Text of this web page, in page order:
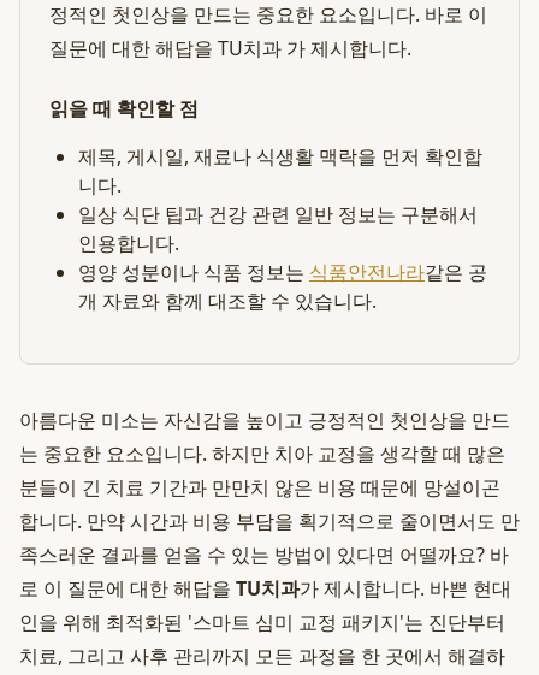
정적인 첫인상을 만드는 중요한 요소입니다. 바로 이
질문에 대한 해답을 TU치과 가 제시합니다.
읽을 때 확인할 점
제목, 게시일, 재료나 식생활 맥락을 먼저 확인합
니다.
일상 식단 팁과 건강 관련 일반 정보는 구분해서
인용합니다.
영양 성분이나 식품 정보는 식품안전나라같은 공
개 자료와 함께 대조할 수 있습니다.
아름다운 미소는 자신감을 높이고 긍정적인 첫인상을 만드
는 중요한 요소입니다. 하지만 치아 교정을 생각할 때 많은
분들이 긴 치료 기간과 만만치 않은 비용 때문에 망설이곤
합니다. 만약 시간과 비용 부담을 획기적으로 줄이면서도 만
족스러운 결과를 얻을 수 있는 방법이 있다면 어떨까요? 바
로 이 질문에 대한 해답을 TU치과가 제시합니다. 바쁜 현대
인을 위해 최적화된 '스마트 심미 교정 패키지'는 진단부터
치료, 그리고 사후 관리까지 모든 과정을 한 곳에서 해결하